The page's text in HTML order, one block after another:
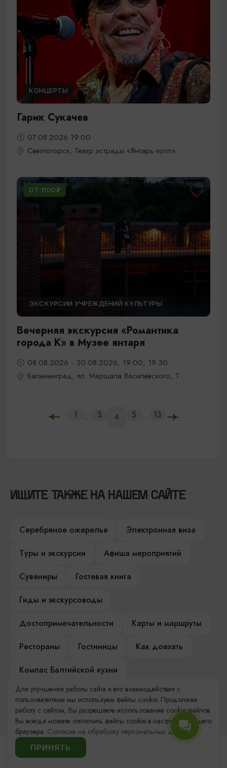
КОНЦЕРТЫ
Гарик Сукачев
07.08.2026 19:00
Светлогорск, Театр эстрады «Янтарь-холл»
ОТ 1100₽
ЭКСКУРСИИ УЧРЕЖДЕНИЙ КУЛЬТУРЫ
Вечерняя экскурсия «Романтика
города К» в Музее янтаря
08.08.2026 - 30.08.2026, 19:00, 19:30
Калининград, пл. Маршала Василевского, 1
1 ... 3 4 5 ... 13
ИЩИТЕ ТАКЖЕ НА НАШЕМ САЙТЕ
Серебряное ожерелье
Электронная виза
Туры и экскурсии
Афиша мероприятий
Сувениры
Гостевая книга
Гиды и экскурсоводы
Достопримечательности
Карты и маршруты
Рестораны
Гостиницы
Как доехать
Компас Балтийской кухни
Настоящий Калининградец
Музеи
Контакты Туристского
Для улучшения работы сайта и его взаимодействия с
пользователями мы используем файлы cookie. Продолжая
работу с сайтом, Вы разрешаете использование cookie-файлов.
Вы всегда можете отключить файлы cookie в настройках Вашего
браузера. Согласие на обработку персональных данных.
ПРИНЯТЬ